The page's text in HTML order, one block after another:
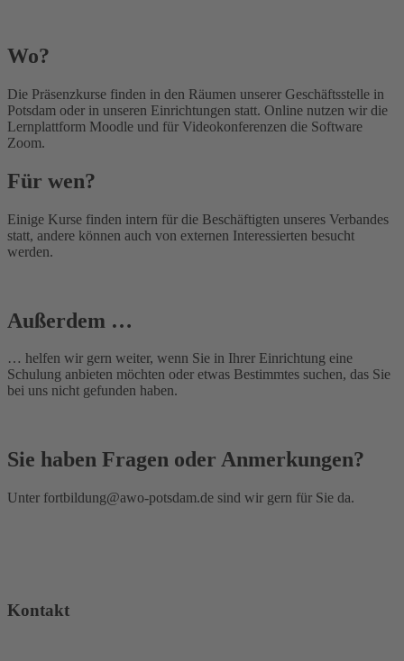
Wo?
Die Präsenzkurse finden in den Räumen unserer Geschäftsstelle in
Potsdam oder in unseren Einrichtungen statt. Online nutzen wir die
Lernplattform Moodle und für Videokonferenzen die Software
Zoom.
Für wen?
Einige Kurse finden intern für die Beschäftigten unseres Verbandes
statt, andere können auch von externen Interessierten besucht
werden.
Außerdem …
… helfen wir gern weiter, wenn Sie in Ihrer Einrichtung eine
Schulung anbieten möchten oder etwas Bestimmtes suchen, das Sie
bei uns nicht gefunden haben.
Sie haben Fragen oder Anmerkungen?
Unter fortbildung@awo-potsdam.de sind wir gern für Sie da.
Kontakt